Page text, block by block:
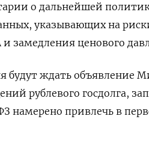
о дальнейшей
указывающих на
замедления ценового
будут ждать объявление
рублевого госдолга,
намерено привлечь в